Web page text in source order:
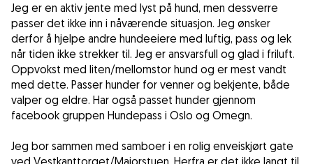
Jeg er en aktiv jente med lyst på hund, men dessverre
passer det ikke inn i nåværende situasjon. Jeg ønsker
derfor å hjelpe andre hundeeiere med luftig, pass og lek
når tiden ikke strekker til. Jeg er ansvarsfull og glad i friluft.
Oppvokst med liten/mellomstor hund og er mest vandt
med dette. Passer hunder for venner og bekjente, både
valper og eldre. Har også passet hunder gjennom
facebook gruppen Hundepass i Oslo og Omegn.
Jeg bor sammen med samboer i en rolig enveiskjørt gate